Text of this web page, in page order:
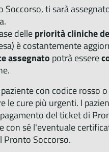
ti sarà
dellepriorità cliniche
è costantemente
assegnato potrà essere
con codice rosso
cure più urgenti. I
del ticket di
con sé l'eventuale
Pronto Soccorso.